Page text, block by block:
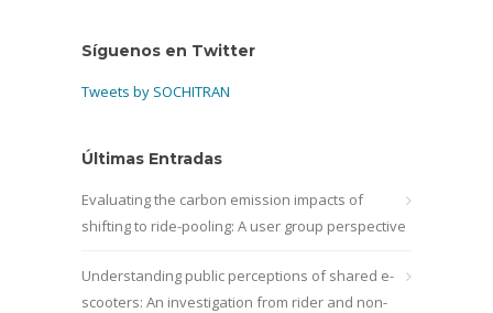
Síguenos en Twitter
Tweets by SOCHITRAN
Últimas Entradas
Evaluating the carbon emission impacts of
shifting to ride-pooling: A user group perspective
Understanding public perceptions of shared e-
scooters: An investigation from rider and non-